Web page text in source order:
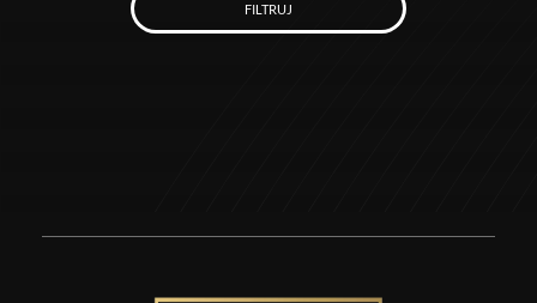
FILTRUJ